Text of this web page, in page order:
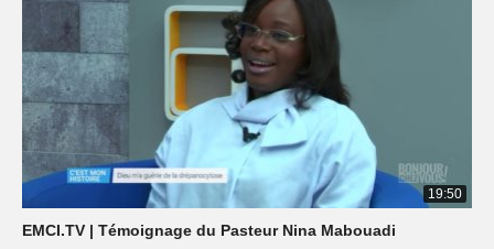
19:50
EMCI.TV | Témoignage du Pasteur Nina Mabouadi